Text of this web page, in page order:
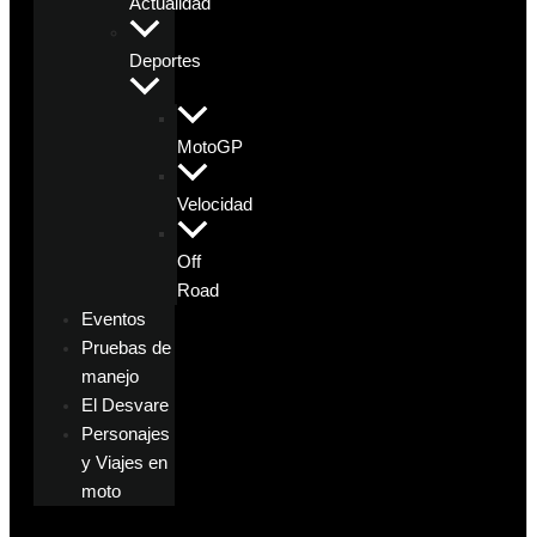
Deportes
MotoGP
Velocidad
Off
Road
Eventos
Pruebas de
manejo
El Desvare
Personajes
y Viajes en
moto